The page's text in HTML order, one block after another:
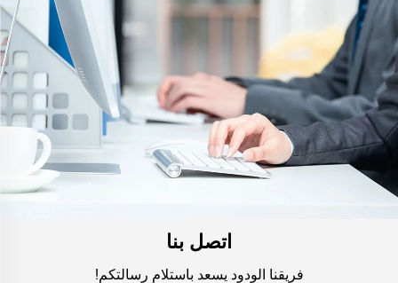
اتصل بنا
فريقنا الودود يسعد باستلام رسالتكم!